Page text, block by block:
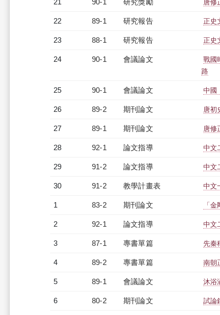
21 90-1 研究獎勵 唐修
22 89-1 研究報告 正史
23 88-1 研究報告 正史
24 90-1 會議論文
戰國
路
25 90-1 會議論文 中國
26 89-2 期刊論文 唐初
27 89-1 期刊論文 唐修
28 92-1 論文指導 中文
29 91-2 論文指導 中文
30 91-2 教學計畫表 中文
1 83-2 期刊論文 「
2 92-1 論文指導 中文
3 87-1 專書單篇 先秦
4 89-2 專書單篇 南朝
5 89-1 會議論文 沐浴
6 80-2 期刊論文 試論